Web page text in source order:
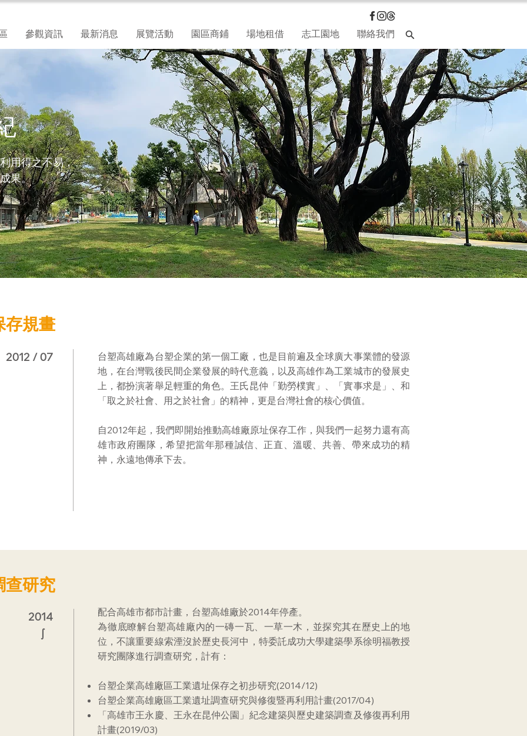
參觀資訊 最新消息 展覽活動 園區商鋪 場地租借 志工園地 聯絡我們
用得之不易，
果。
存規畫
2012 / 07
台塑高雄廠為台塑企業的第一個工廠，也是目前遍及全球廣大事業體的發源
地，在台灣戰後民間企業發展的時代意義，以及高雄作為工業城市的發展史
上，都扮演著舉足輕重的角色。王氏昆仲「勤勞樸實」、「實事求是」、和
「取之於社會、用之於社會」的精神，更是台灣社會的核心價值。
自2012年起，我們即開始推動高雄廠原址保存工作，與我們一起努力還有高
雄市政府團隊，希望把當年那種誠信、正直、溫暖、共善、帶來成功的精
神，永遠地傳承下去。
查研究
2014
∫
配合高雄市都市計畫，台塑高雄廠於2014年停產。
為​徹底瞭解台塑高雄廠內的一磚一瓦、一草一木，並探究其在歷史上的地
位，不讓重要線索湮沒於歷史長河中，特委託成功大學建築學系徐明福教授
研究團隊進行調查研究，計有：
台塑企業高雄廠區工業遺址保存之初步研究(2014/12)
台塑企業高雄廠區工業遺址調查研究與修復暨再利用計畫(2017/04)
「高雄市王永慶、王永在昆仲公園」紀念建築與歷史建築調查及修復再利用
計畫(2019/03)